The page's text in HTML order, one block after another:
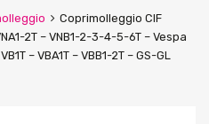
Coprimolleggio CIF
2T – VNB1-2-3-4-5-6T – Vespa
– VBA1T – VBB1-2T – GS-GL